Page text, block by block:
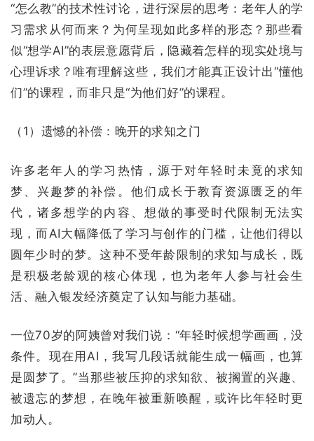
“怎么教”的技术性讨论，进行深层的思考：老年人的学
习需求从何而来？为何呈现如此多样的形态？那些看
似“想学AI”的表层意愿背后，隐藏着怎样的现实处境与
心理诉求？唯有理解这些，我们才能真正设计出“懂他
们”的课程，而非只是“为他们好”的课程。
（1）遗憾的补偿：晚开的求知之门
许多老年人的学习热情，源于对年轻时未竟的求知
梦、兴趣梦的补偿。他们成长于教育资源匮乏的年
代，诸多想学的内容、想做的事受时代限制无法实
现，而AI大幅降低了学习与创作的门槛，让他们得以
圆年少时的梦。这种不受年龄限制的求知与成长，既
是积极老龄观的核心体现，也为老年人参与社会生
活、融入银发经济奠定了认知与能力基础。
一位70岁的阿姨曾对我们说：“年轻时候想学画画，没
条件。现在用AI，我写几段话就能生成一幅画，也算
是圆梦了。”当那些被压抑的求知欲、被搁置的兴趣、
被遗忘的梦想，在晚年被重新唤醒，或许比年轻时更
加动人。